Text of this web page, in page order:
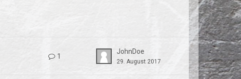
1
JohnDoe
29. August 2017